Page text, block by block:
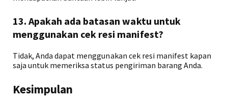
13. Apakah ada batasan waktu untuk
menggunakan cek resi manifest?
Tidak, Anda dapat menggunakan cek resi manifest kapan
saja untuk memeriksa status pengiriman barang Anda.
Kesimpulan